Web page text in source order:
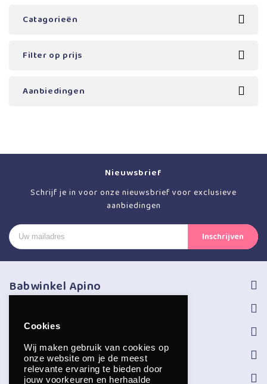
Catagorieën
Filter op prijs
Aanbiedingen
Nieuwsbrief
Schrijf je in voor onze nieuwsbrief voor exclusieve
aanbiedingen
Babwinkel Apino
Informatie
Service
Openingstijden
Cookies
Wij maken gebruik van cookies op
onze website om je de meest
relevante ervaring te bieden door
jouw voorkeuren en herhaalde